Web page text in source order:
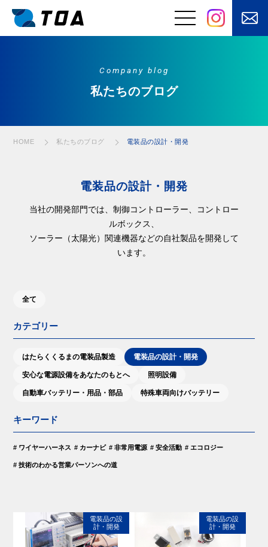
安⼼な電源設備を
あなたのもとへ
ー・⽤品・部品の
「自動化」
テナンス
に加えてモノを
私たちのブログ
企業情報
採用情報
Company blog
私たちのブログ
HOME 私たちのブログ 電装品の設計・開発
電装品の設計・開発
当社の開発部門では、制御コントローラー、コントロー
ルボックス、
ソーラー（太陽光）関連機器などの自社製品を開発して
います。
全て
カテゴリー
はたらくくるまの電装品製造 電装品の設計・開発
安⼼な電源設備をあなたのもとへ 照明設備
⾃動⾞バッテリー・⽤品・部品 特殊車両向けバッテリー
キーワード
# ワイヤーハーネス # カーナビ # 非常用電源 # 安全活動 # エコロジー
# 技術のわかる営業パーソンへの道
電装品の設
計・開発
電装品の設
計・開発